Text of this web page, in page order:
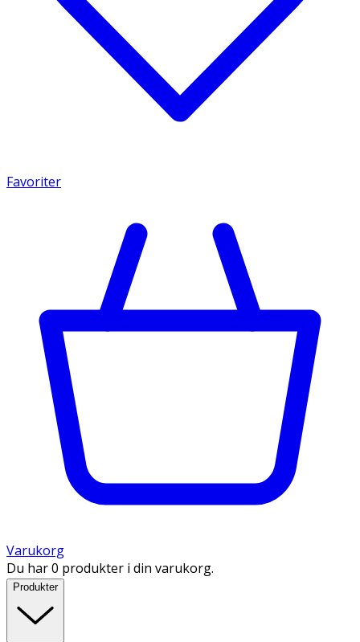
Favoriter
Varukorg
Du har 0 produkter i din varukorg.
Produkter